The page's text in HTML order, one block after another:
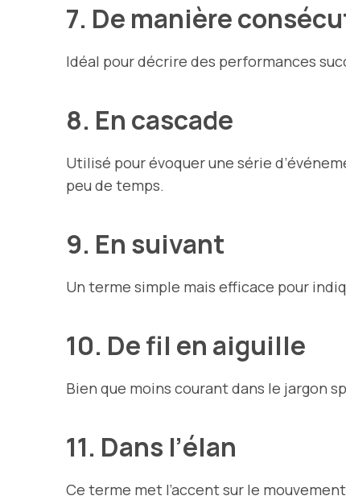
7. De manière
Idéal pour décrire des performances
8. En cascade
Utilisé pour évoquer une série
peu de temps.
9. En suivant
Un terme simple mais efficace pour
10. De fil en aiguille
Bien que moins courant dans le jargon
11. Dans l’élan
Ce terme met l’accent sur le